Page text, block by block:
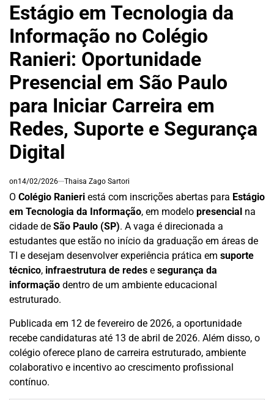
Estágio em Tecnologia da
Informação no Colégio
Ranieri: Oportunidade
Presencial em São Paulo
para Iniciar Carreira em
Redes, Suporte e Segurança
Digital
on14/02/2026 Thaisa Zago Sartori
O Colégio Ranieri está com inscrições abertas para Estágio
em Tecnologia da Informação, em modelo presencial na
cidade de São Paulo (SP). A vaga é direcionada a
estudantes que estão no início da graduação em áreas de
TI e desejam desenvolver experiência prática em suporte
técnico, infraestrutura de redes e segurança da
informação dentro de um ambiente educacional
estruturado.
Publicada em 12 de fevereiro de 2026, a oportunidade
recebe candidaturas até 13 de abril de 2026. Além disso, o
colégio oferece plano de carreira estruturado, ambiente
colaborativo e incentivo ao crescimento profissional
contínuo.